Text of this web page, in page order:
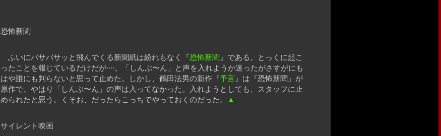
恐怖新聞
ふいにバサバサッと飛んでくる新聞紙は紛れもなく『恐怖新聞』である。とっくに起こ
ったことを報じているだけだが‥‥。「しんぶ〜ん」と声を入れようか迷ったがさすがにも
はや誰にも判らないと思って止めた。しかし、鶴田法男の新作『予言』は『恐怖新聞』が
原作で、やはり「しんぶ〜ん」の声は入ってなかった。入れようとしても、スタッフに止
められたと思う。くそお、だったらこっちでやっておくのだった。
▲
サイレント映画